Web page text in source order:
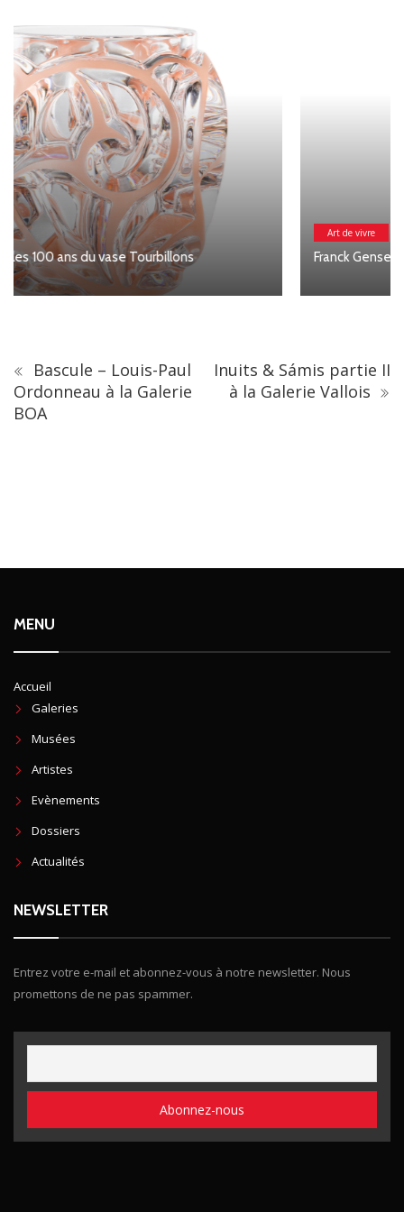
Art de vivre
Franck Genser et ses Piscines
Bascule – Louis-Paul
Ordonneau à la Galerie
BOA
Inuits & Sámis partie II
à la Galerie Vallois
MENU
Accueil
Galeries
Musées
Artistes
Evènements
Dossiers
Actualités
NEWSLETTER
Entrez votre e-mail et abonnez-vous à notre newsletter. Nous
promettons de ne pas spammer.